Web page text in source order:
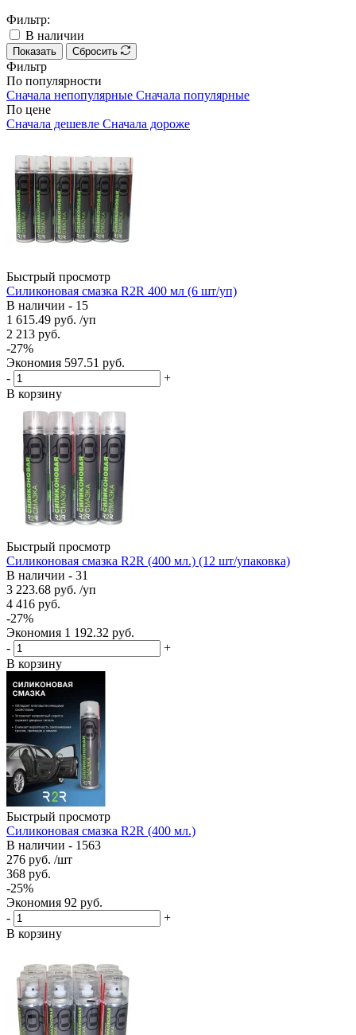
Фильтр:
В наличии
Показать Сбросить
Фильтр
По популярности
Сначала непопулярные Сначала популярные
По цене
Сначала дешевле Сначала дороже
Быстрый просмотр
Силиконовая смазка R2R 400 мл (6 шт/уп)
В наличии - 15
1 615.49 руб. /уп
2 213 руб.
-27%
Экономия 597.51 руб.
-
+
В корзину
Быстрый просмотр
Силиконовая смазка R2R (400 мл.) (12 шт/упаковка)
В наличии - 31
3 223.68 руб. /уп
4 416 руб.
-27%
Экономия 1 192.32 руб.
-
+
В корзину
Быстрый просмотр
Силиконовая смазка R2R (400 мл.)
В наличии - 1563
276 руб. /шт
368 руб.
-25%
Экономия 92 руб.
-
+
В корзину